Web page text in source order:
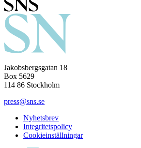
Jakobsbergsgatan 18
Box 5629
114 86 Stockholm
press@sns.se
Nyhetsbrev
Integritetspolicy
Cookieinställningar